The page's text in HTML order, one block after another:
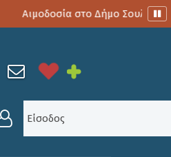
Αιμοδοσία στο Δήμο Σουλίου
Είσοδος